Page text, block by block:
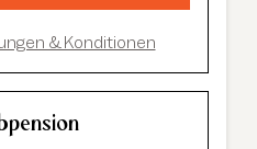
& Konditionen